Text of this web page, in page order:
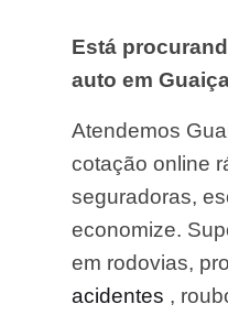
Está
auto em
Atendemos
cotação online
seguradoras,
economize.
em rodovias,
acidentes ,